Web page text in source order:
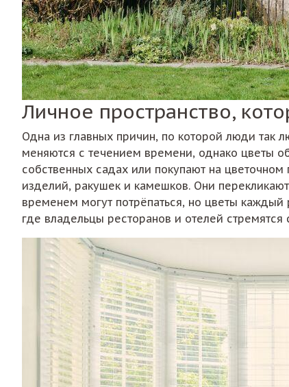
Личное пространство,
Одна из главных причин, по которой люди так
меняются с течением времени, однако цветы
собственных садах или покупают на
изделий, ракушек и камешков. Они
временем могут потрёпаться, но цветы каждый
где владельцы ресторанов и отелей